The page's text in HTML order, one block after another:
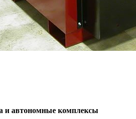
и автономные комплексы